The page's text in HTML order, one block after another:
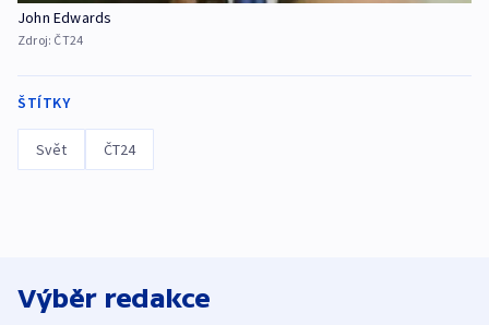
John Edwards
Zdroj: ČT24
ŠTÍTKY
Svět ČT24
Výběr redakce